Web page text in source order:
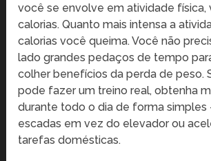
você se envolve em atividade física,
calorias. Quanto mais intensa a
calorias você queima. Você não
lado grandes pedaços de tempo
colher benefícios da perda de peso.
pode fazer um treino real, obtenha
durante todo o dia de forma simples
escadas em vez do elevador ou
tarefas domésticas.